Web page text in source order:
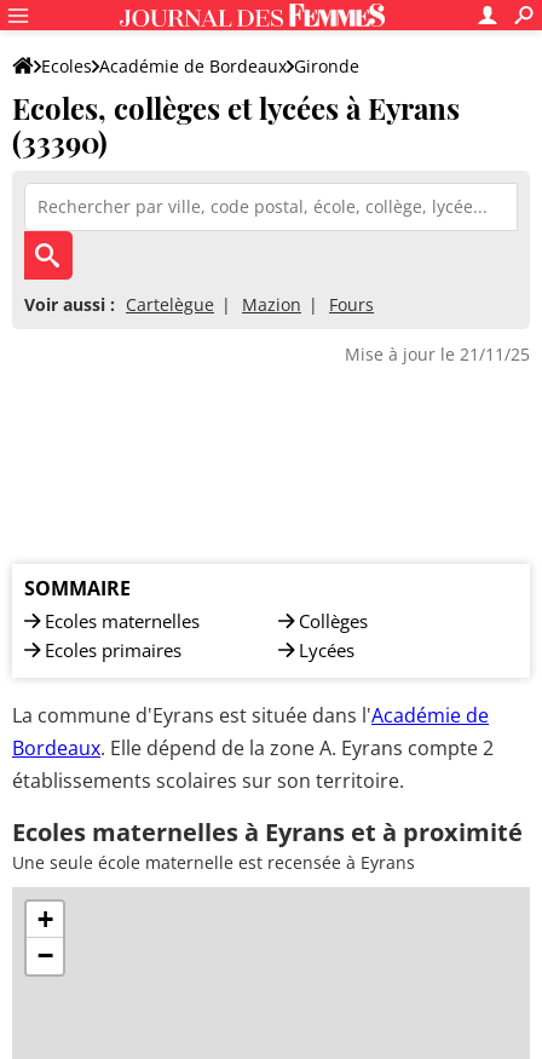
Ecoles Académie de Bordeaux Gironde
Ecoles, collèges et lycées à Eyrans
(33390)
Voir aussi : Cartelègue Mazion Fours
Mise à jour le 21/11/25
SOMMAIRE
Ecoles maternelles
Ecoles primaires
Collèges
Lycées
La commune d'Eyrans est située dans l'Académie de
Bordeaux. Elle dépend de la zone A. Eyrans compte 2
établissements scolaires sur son territoire.
Ecoles maternelles à Eyrans et à proximité
Une seule école maternelle est recensée à Eyrans
+
−